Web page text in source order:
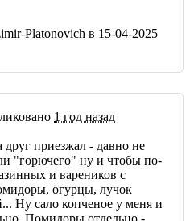
Platonovich в 15-04-2025
1 год назад
друг приезжал - давно не
"горючего" ну и чтобы по-
и вареников с
огурцы, лучок
Ну сало копченое у меня и
Помидоры отдельно -